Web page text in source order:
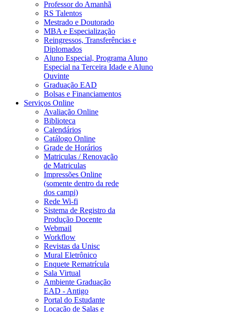
Professor do Amanhã
RS Talentos
Mestrado e Doutorado
MBA e Especialização
Reingressos, Transferências e
Diplomados
Aluno Especial, Programa Aluno
Especial na Terceira Idade e Aluno
Ouvinte
Graduação EAD
Bolsas e Financiamentos
Serviços Online
Avaliação Online
Biblioteca
Calendários
Catálogo Online
Grade de Horários
Matriculas / Renovação
de Matriculas
Impressões Online
(somente dentro da rede
dos campi)
Rede Wi-fi
Sistema de Registro da
Produção Docente
Webmail
Workflow
Revistas da Unisc
Mural Eletrônico
Enquete Rematrícula
Sala Virtual
Ambiente Graduação
EAD - Antigo
Portal do Estudante
Locação de Salas e